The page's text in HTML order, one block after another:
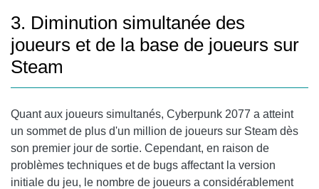
3. Diminution simultanée des
joueurs et de la base de joueurs sur
Steam
Quant aux joueurs simultanés, Cyberpunk 2077 a atteint
un sommet de plus d'un million de joueurs sur Steam dès
son premier jour de sortie. Cependant, en raison de
problèmes techniques et de bugs affectant la version
initiale du jeu, le nombre de joueurs a considérablement